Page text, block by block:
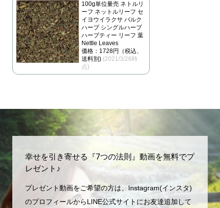
100g単位量売 ネトルリ
ーフ ネットルリーフ セ
イヨウイラクサ バルク
ハーブ シングルハーブ
ハーブティー リーフ 葉
Nettle Leaves
価格：1728円（税込、
送料別) (2021/3/26時
点)
幸せを引き寄せる『7つの法則』動画を無料でプ
レゼント♪
プレゼント動画をご希望の方は、Instagram(インスタ)
のプロフィールからLINE公式サイトにお友達追加して